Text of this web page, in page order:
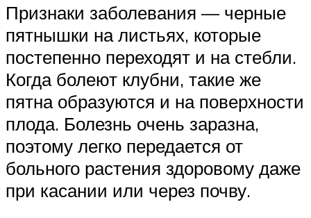
Признаки заболевания — черные
пятнышки на листьях, которые
постепенно переходят и на стебли.
Когда болеют клубни, такие же
пятна образуются и на поверхности
плода. Болезнь очень заразна,
поэтому легко передается от
больного растения здоровому даже
при касании или через почву.